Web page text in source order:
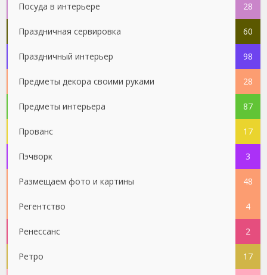
Посуда в интерьере 28
Праздничная сервировка 60
Праздничный интерьер 98
Предметы декора своими руками 28
Предметы интерьера 87
Прованс 17
Пэчворк 3
Размещаем фото и картины 48
Регентство 4
Ренессанс 2
Ретро 17